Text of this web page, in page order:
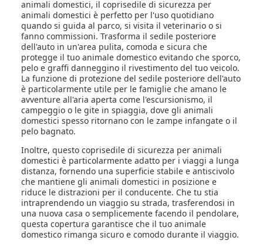
animali domestici, il coprisedile di sicurezza per
animali domestici è perfetto per l'uso quotidiano
quando si guida al parco, si visita il veterinario o si
fanno commissioni. Trasforma il sedile posteriore
dell'auto in un'area pulita, comoda e sicura che
protegge il tuo animale domestico evitando che sporco,
pelo e graffi danneggino il rivestimento del tuo veicolo.
La funzione di protezione del sedile posteriore dell'auto
è particolarmente utile per le famiglie che amano le
avventure all'aria aperta come l'escursionismo, il
campeggio o le gite in spiaggia, dove gli animali
domestici spesso ritornano con le zampe infangate o il
pelo bagnato.
Inoltre, questo coprisedile di sicurezza per animali
domestici è particolarmente adatto per i viaggi a lunga
distanza, fornendo una superficie stabile e antiscivolo
che mantiene gli animali domestici in posizione e
riduce le distrazioni per il conducente. Che tu stia
intraprendendo un viaggio su strada, trasferendosi in
una nuova casa o semplicemente facendo il pendolare,
questa copertura garantisce che il tuo animale
domestico rimanga sicuro e comodo durante il viaggio.